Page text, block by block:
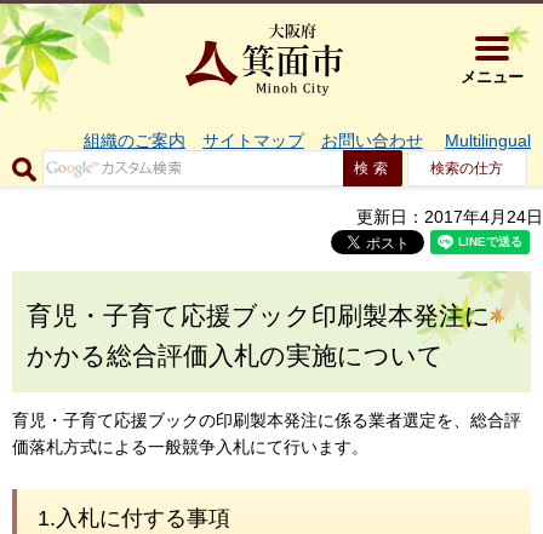
大阪府箕
メニュー
組織のご案内 サイトマップ お問い合わせ Multilingual
検索の仕方
更新日：2017年4月24日
育児・子育て応援ブック印刷製本発注に
かかる総合評価入札の実施について
育児・子育て応援ブックの印刷製本発注に係る業者選定を、総合評
価落札方式による一般競争入札にて行います。
1.入札に付する事項